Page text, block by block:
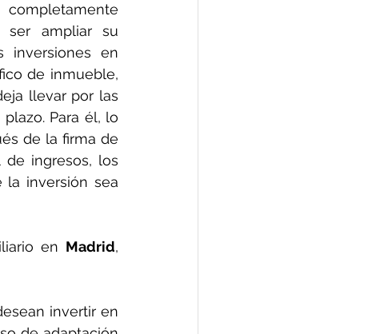
ampliar su
inversiones en
de inmueble,
llevar por las
Para él, lo
de la firma de
ingresos, los
la inversión sea
en Madrid,
invertir en